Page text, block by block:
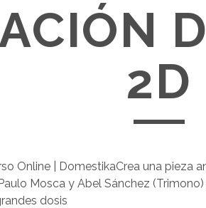
2D
Online | DomestikaCrea una pieza
Mosca y Abel Sánchez
dosis